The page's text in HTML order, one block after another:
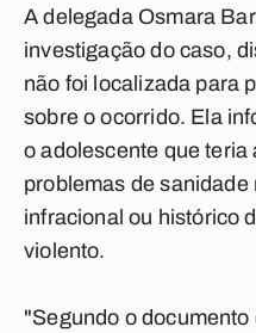
A delegada Osmara
investigação do caso,
não foi localizada para
sobre o ocorrido. Ela
o adolescente que
problemas de
infracional ou histórico
violento.
"Segundo o